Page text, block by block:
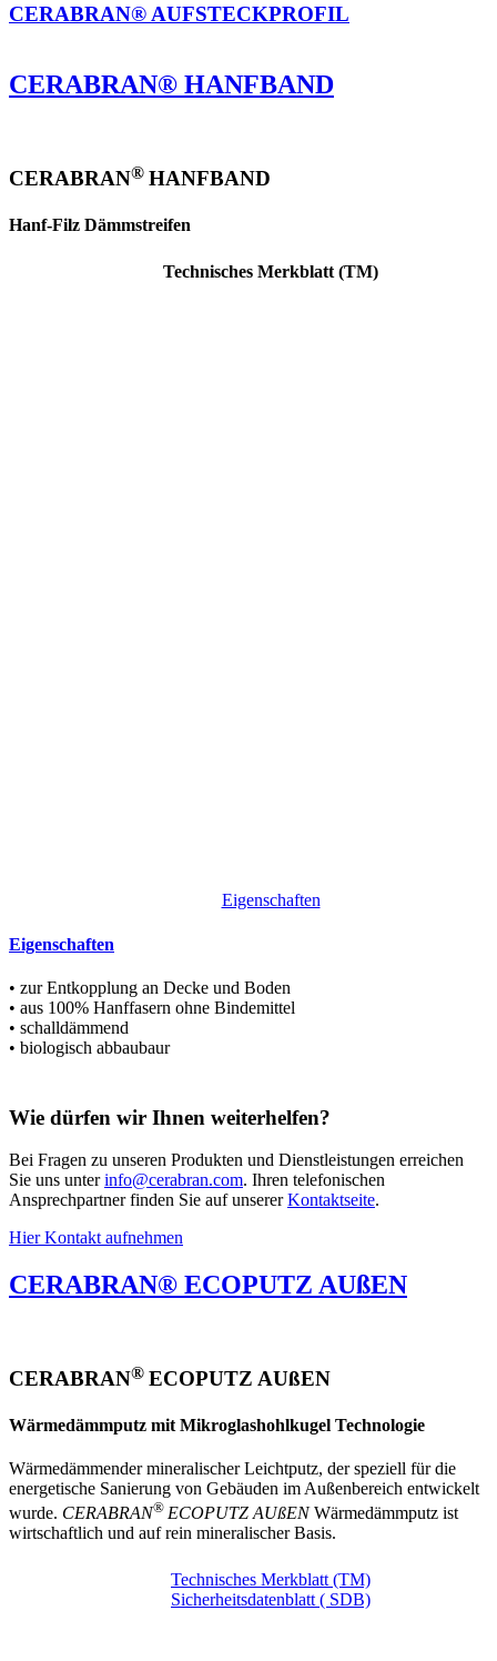
CERABRAN® AUFSTECKPROFIL
CERABRAN® HANFBAND
CERABRAN® HANFBAND
Hanf-Filz Dämmstreifen
Technisches Merkblatt (TM)
Eigenschaften
Eigenschaften
• zur Entkopplung an Decke und Boden
• aus 100% Hanffasern ohne Bindemittel
• schalldämmend
• biologisch abbaubaur
Wie dürfen wir Ihnen weiterhelfen?
Bei Fragen zu unseren Produkten und Dienstleistungen erreichen
Sie uns unterinfo@cerabran.com. Ihren telefonischen
Ansprechpartner finden Sie auf unsererKontaktseite.
Hier Kontakt aufnehmen
CERABRAN® ECOPUTZ AUßEN
CERABRAN® ECOPUTZ AUßEN
Wärmedämmputz mit Mikroglashohlkugel Technologie
Wärmedämmender mineralischer Leichtputz, der speziell für die
energetische Sanierung von Gebäuden im Außenbereich entwickelt
wurde. CERABRAN® ECOPUTZ AUßENWärmedämmputz ist
wirtschaftlich und auf rein mineralischer Basis.
Technisches Merkblatt (TM)
Sicherheitsdatenblatt ( SDB)